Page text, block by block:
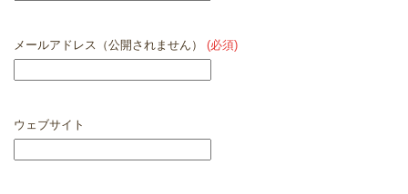
メールアドレス（公開されません） (必須)
ウェブサイト